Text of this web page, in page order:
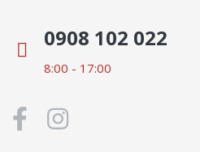
0908 102 022
8:00 - 17:00